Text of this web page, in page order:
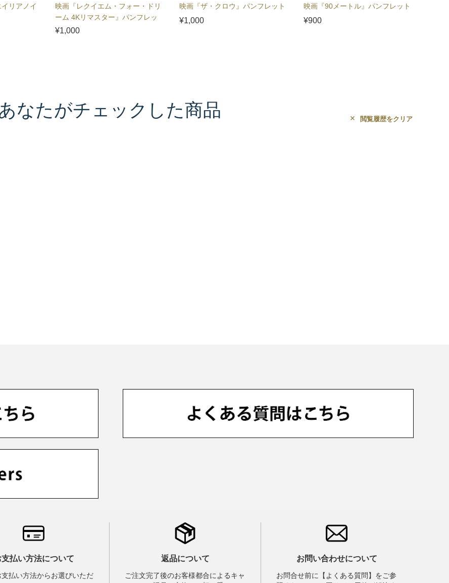
リアノイ
映画『レクイエム・フォー・ドリ
ーム 4Kリマスター』パンフレッ
ト
¥1,000
映画『ザ・クロウ』パンフレット
¥1,000
映画『90メートル』パンフレット
¥900
なたがチェックした商品 閲覧履歴をクリア